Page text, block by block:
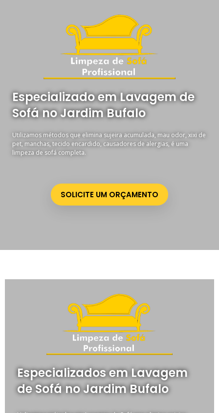
Especializado em Lavagem de
Sofá no Jardim Bufalo
Utilizamos métodos que elimina sujeira acumulada, mau odor, xixi de
pet, manchas, tecido encardido, causadores de alergias, é uma
limpeza de sofá completa.
SOLICITE UM ORÇAMENTO
Especializados em Lavagem
de Sofá no Jardim Bufalo